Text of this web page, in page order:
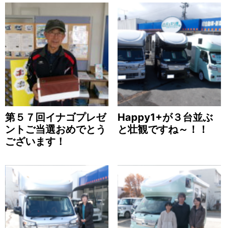
第５７回イナゴプレゼ
ントご当選おめでとう
ございます！
Happy1+が３台並ぶ
と壮観ですね～！！